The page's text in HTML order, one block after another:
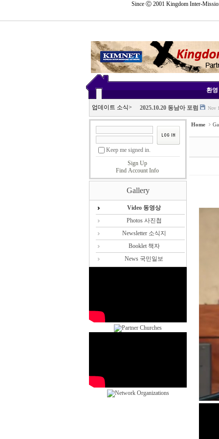
Since Ⓒ 2001 Kingdom Inter-
환
업데이트 소식>
삼임대표 취임사 Nov 24,
2025.10.20 동남아 포럼 Nov
2025 국선지포 및 총회 IMLF
2025. 10.20-23 동남아 포럼
삼임대표 취임사
2025 11.11 IMLF 총회 Nov
2025.10.20 동남아 포럼
2025 국선지포 및 총회 IMLF
2025. 10.20-23 동남아 포럼
Keep me signed in.
Sign Up
Find Account Info
Gallery
Video 동영상
Photos 사진첩
Newsletter 소식지
Booklet 책자
News 국민일보
Home
Sketchbook5, 스케치북5
Sketchbook5, 스케치북5
Sketchbook5, 스케치북5
Sketchbook5, 스케치북5